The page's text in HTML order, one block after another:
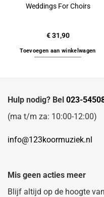
Weddings For Choirs
€31,90
Toevoegen aan winkelwagen
Hulp nodig? Bel 023-
(ma t/m za: 10:00-12:00)
info@123koormuziek.nl
Mis geen acties meer
Blijf altijd op de hoogte